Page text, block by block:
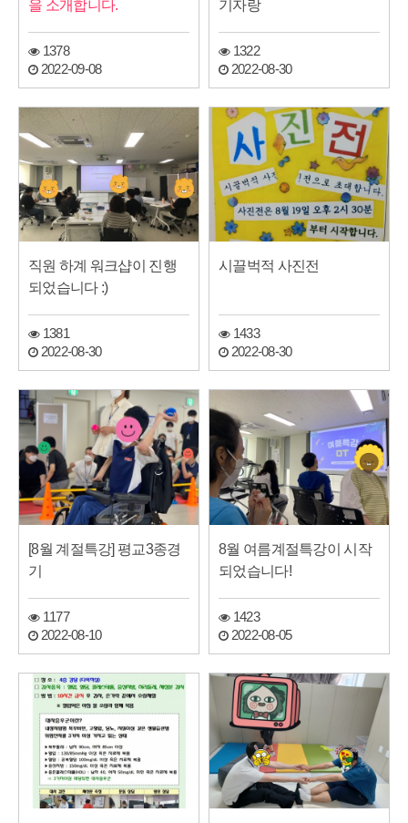
을 소개합니다.
1378
2022-09-08
기자랑
1322
2022-08-30
직원 하계 워크샵이 진행
되었습니다 :)
1381
2022-08-30
시끌벅적 사진전
1433
2022-08-30
[8월 계절특강] 평교3종경
기
1177
2022-08-10
8월 여름계절특강이 시작
되었습니다!
1423
2022-08-05